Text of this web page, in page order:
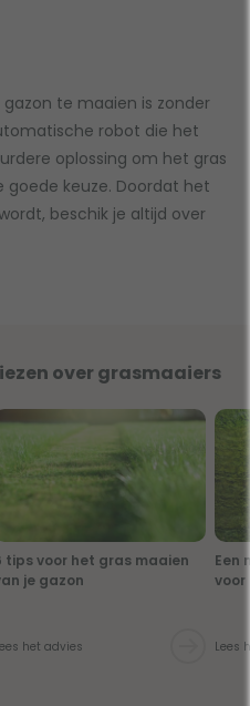
te maaien is zonder
robot die het
oplossing om het gras
keuze. Doordat het
beschik je altijd over
over grasmaaiers
tips voor het gras maaien
je gazon
het advies
Een
voor
Lees